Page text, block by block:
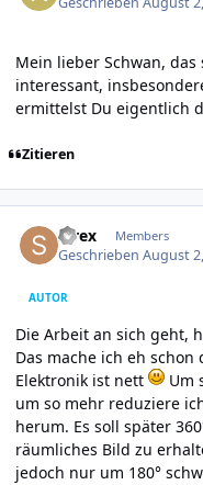
Mein lieber Schwan,
interessant,
ermittelst Du eigentlich
Zitieren
strex Members
GeschriebenAugust
AUTOR
Die Arbeit an sich geht,
Das mache ich eh schon
Elektronik ist nett
Um
um so mehr reduziere
herum. Es soll später
räumliches Bild zu
jedoch nur um 180°